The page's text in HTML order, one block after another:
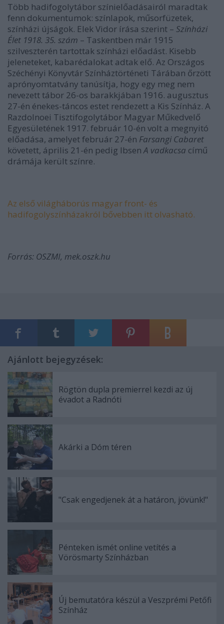
Több hadifogolytábor színielőadásairól maradtak
fenn dokumentumok: színlapok, műsorfüzetek,
színházi újságok. Elek Vidor írása szerint – Színházi
Élet 1918. 35. szám – Taskentben már 1915
szilveszterén tartottak színházi előadást. Kisebb
jeleneteket, kabarédalokat adtak elő. Az Országos
Széchényi Könyvtár Színháztörténeti Tárában őrzött
aprónyomtatvány tanúsítja, hogy egy meg nem
nevezett tábor 26-os barakkjában 1916. augusztus
27-én énekes-táncos estet rendezett a Kis Színház. A
Razdolnoei Tisztifogolytábor Magyar Műkedvelő
Egyesületének 1917. február 10-én volt a megnyitó
előadása, amelyet február 27-én Farsangi Cabaret
követett, április 21-én pedig IbsenA vadkacsa című
drámája került színre.
Az első világháborús magyar front- és
hadifogolyszínházakról bővebben itt olvasható.
Forrás: OSZMI, mek.oszk.hu
Ajánlott bejegyzések:
Rögtön dupla premierrel kezdi az új
évadot a Radnóti
Akárki a Dóm téren
"Csak engedjenek át a határon, jövünk!"
Pénteken ismét online vetítés a
Vörösmarty Színházban
Új bemutatóra készül a Veszprémi Petőfi
Színház